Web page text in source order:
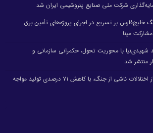
شرکت ملی صنایع پتروشیمی ایران شد
خلیج‌فارس بر تسریع در اجرای پروژه‌های تأمین برق
مپنا
شهیدی‌نیا با محوریت تحول، حکمرانی سازمانی و
منتشر شد
پتروشیمی اروند پس از اختلالات ناشی از جنگ، با کاهش ۷۱ درصدی تولید مواجه